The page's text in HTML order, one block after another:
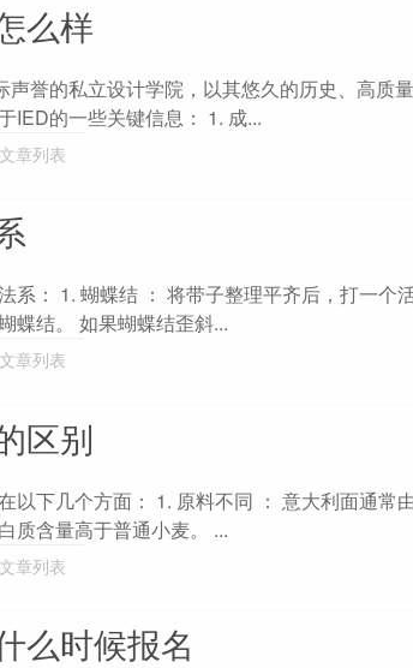
么样
誉的私立设计学院，以其悠久的历史、高质
IED的一些关键信息： 1. 成...
文章列表
系： 1. 蝴蝶结 ： 将带子整理平齐后，打一个
蝶结。 如果蝴蝶结歪斜...
文章列表
区别
以下几个方面： 1. 原料不同 ： 意大利面通常
质含量高于普通小麦。 ...
文章列表
么时候报名